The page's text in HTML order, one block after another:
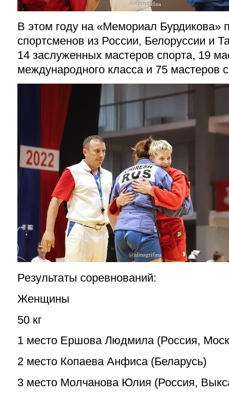
В этом году на «Мемориал Бурдикова»
спортсменов из России, Белоруссии и
14 заслуженных мастеров спорта, 19
международного класса и 75 мастеров
Результаты соревнований:
Женщины
50 кг
1 место Ершова Людмила (Россия,
2 место Копаева Анфиса (Беларусь)
3 место Молчанова Юлия (Россия,